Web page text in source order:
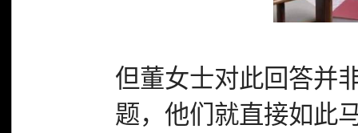
但董女士对此回答并
题，他们就直接如此